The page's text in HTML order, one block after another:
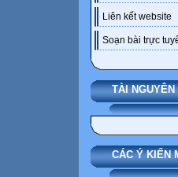
Liên kết website
Soạn bài trực
TÀI NGUYÊN
CÁC Ý KIẾN